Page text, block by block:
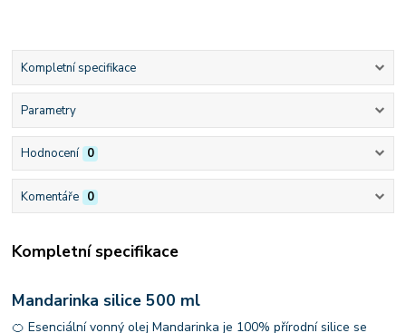
Kompletní specifikace
Parametry
Hodnocení 0
Komentáře 0
Kompletní specifikace
Mandarinka silice 500 ml
🍊 Esenciální vonný olej Mandarinka je 100% přírodní silice se